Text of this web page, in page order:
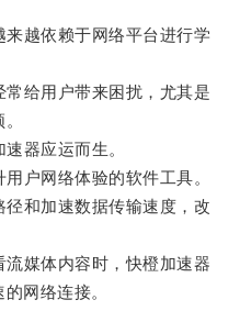
越依赖于网络平台进行学
给用户带来困扰，尤其是
器应运而生。
网络体验的软件工具。
和加速数据传输速度，改
媒体内容时，快橙加速器
网络连接。